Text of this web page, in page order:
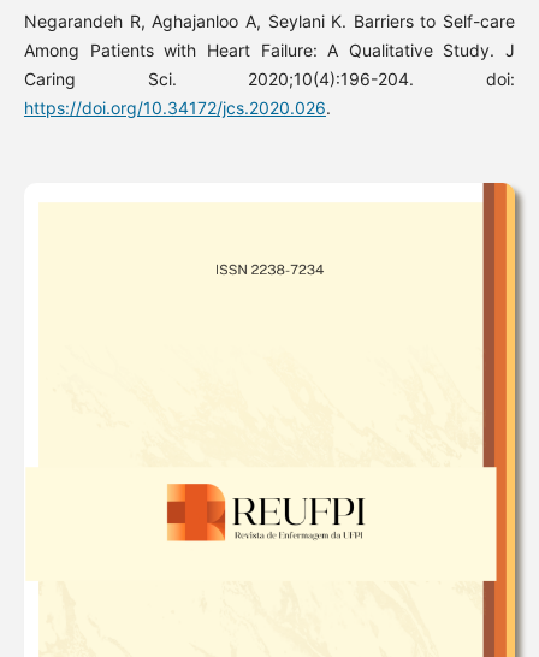
Negarandeh R, Aghajanloo A, Seylani K. Barriers to Self-care
Among Patients with Heart Failure: A Qualitative Study. J
Caring Sci. 2020;10(4):196-204. doi:
https://doi.org/10.34172/jcs.2020.026.